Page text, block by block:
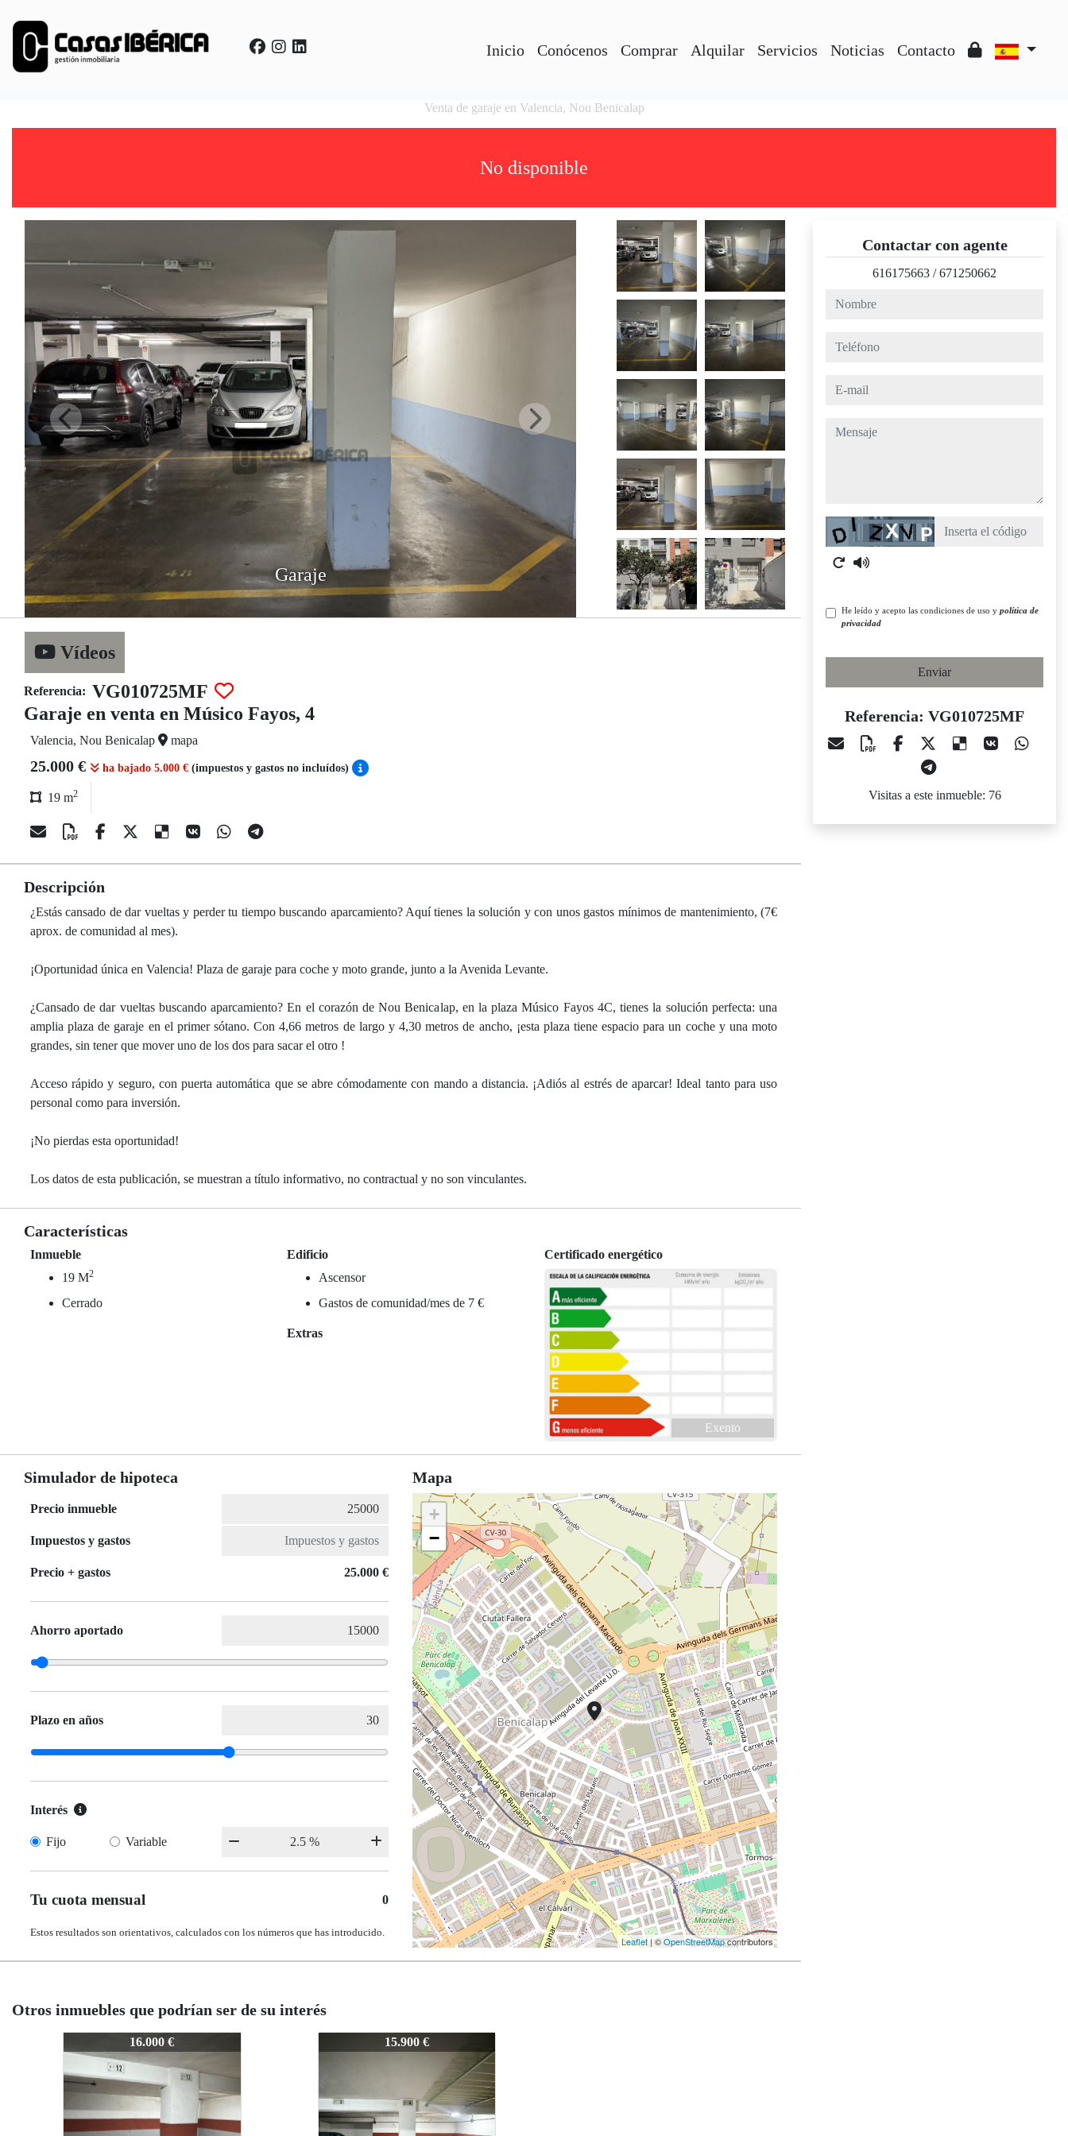
Inicio Conócenos Comprar Alquilar Servicios Noticias Contacto
Venta de garaje en Valencia, Nou Benicalap
No disponible
Garaje
Vídeos
Referencia: VG010725MF
Garaje en venta en Músico Fayos, 4
Valencia, Nou Benicalap mapa
25.000 € ha bajado 5.000 € (impuestos y gastos no incluídos)
19 m2
Descripción
¿Estás cansado de dar vueltas y perder tu tiempo buscando aparcamiento? Aquí tienes la solución y con unos gastos mínimos de mantenimiento, (7€
aprox. de comunidad al mes).
¡Oportunidad única en Valencia! Plaza de garaje para coche y moto grande, junto a la Avenida Levante.
¿Cansado de dar vueltas buscando aparcamiento? En el corazón de Nou Benicalap, en la plaza Músico Fayos 4C, tienes la solución perfecta: una
amplia plaza de garaje en el primer sótano. Con 4,66 metros de largo y 4,30 metros de ancho, ¡esta plaza tiene espacio para un coche y una moto
grandes, sin tener que mover uno de los dos para sacar el otro !
Acceso rápido y seguro, con puerta automática que se abre cómodamente con mando a distancia. ¡Adiós al estrés de aparcar! Ideal tanto para uso
personal como para inversión.
¡No pierdas esta oportunidad!
Los datos de esta publicación, se muestran a título informativo, no contractual y no son vinculantes.
Características
Inmueble
19 M2
Cerrado
Edificio
Ascensor
Gastos de comunidad/mes de 7 €
Extras
Certificado energético
Exento
Simulador de hipoteca
Precio inmueble
Impuestos y gastos
Precio + gastos 25.000 €
Ahorro aportado
Plazo en años
Interés
Fijo Variable
Tu cuota mensual 0
Estos resultados son orientativos, calculados con los números que has introducido.
Mapa
+
−
Leaflet| ©OpenStreetMapcontributors
Contactar con agente
616175663 /671250662
nombre
teléfono
e-mail
mensaje
Captcha
He leído y acepto las condiciones de uso y política de
privacidad
Enviar
Referencia: VG010725MF
Visitas a este inmueble: 76
Otros inmuebles que podrían ser de su interés
VG010725MF
15.900 €
VG010725MF
15.900 € VG010725MF
16.000 €